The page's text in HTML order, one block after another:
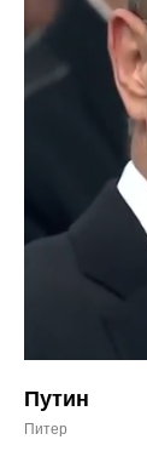
Путин
Питер